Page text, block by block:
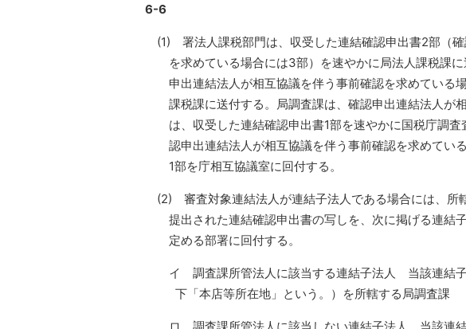
6-6
(1) 署法人課税部門は、収受した連結確認申出書2部（
を求めている場合には3部）を速やかに局法人課税課
申出連結法人が相互協議を伴う事前確認を求めている
課税課に送付する。局調査課は、確認申出連結法人が
は、収受した連結確認申出書1部を速やかに国税庁調
認申出連結法人が相互協議を伴う事前確認を求めてい
1部を庁相互協議室に回付する。
(2) 審査対象連結法人が連結子法人である場合には、所
提出された連結確認申出書の写しを、次に掲げる連結
定める部署に回付する。
イ 調査課所管法人に該当する連結子法人 当該連結
下「本店等所在地」という。）を所轄する局調査課